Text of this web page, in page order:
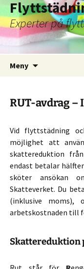
Experter på
Meny
RUT-avdrag
Vid flyttstädning
möjlighet att
skattereduktion
endast betalar
sköter ansökan
Skatteverket. Du
(inklusive moms),
arbetskostnaden till
Skattereduktion